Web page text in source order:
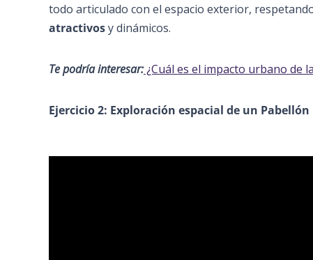
todo articulado con el espacio exterior,
atractivosy dinámicos.
Te podría interesar:¿Cuál es el impacto urbano de
Ejercicio 2: Exploración espacial de un